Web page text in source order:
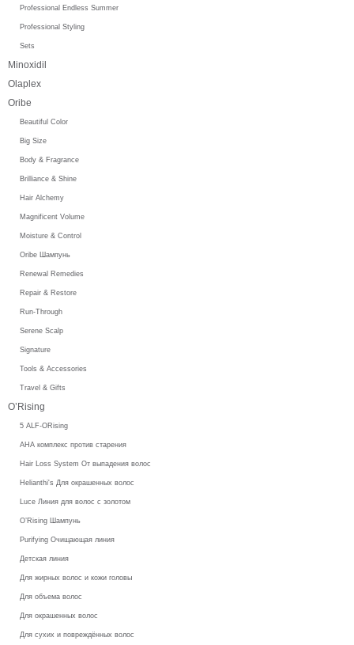
Professional Endless Summer
Professional Styling
Sets
Minoxidil
Olaplex
Oribe
Beautiful Color
Big Size
Body & Fragrance
Brilliance & Shine
Hair Alchemy
Magnificent Volume
Moisture & Control
Oribe Шампунь
Renewal Remedies
Repair & Restore
Run-Through
Serene Scalp
Signature
Tools & Accessories
Travel & Gifts
O’Rising
5 ALF-ORising
AHA комплекс против старения
Hair Loss System От выпадения волос
Helianthi's Для окрашенных волос
Luce Линия для волос с золотом
O’Rising Шампунь
Purifying Очищающая линия
Детская линия
Для жирных волос и кожи головы
Для объема волос
Для окрашенных волос
Для сухих и повреждённых волос